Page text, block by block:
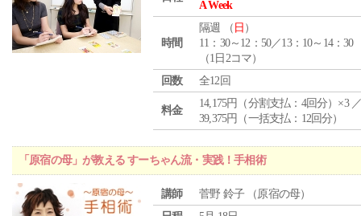
A Week
時間
隔週 （ 日 ）
11：30～12：50／13：10～14：30
（1日2コマ）
回数
全12回
料金
14,175円（分割支払：4回分）×3
39,375円（一括支払：12回分）
「原宿の母」が教える すーちゃん流・実践！手相術
講師
菅野 鈴子 （原宿の母）